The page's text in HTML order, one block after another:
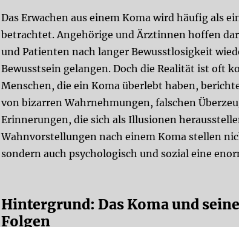
Das Erwachen aus einem Koma wird häufig als
betrachtet. Angehörige und Ärztinnen hoffen
und Patienten nach langer Bewusstlosigkeit
Bewusstsein gelangen. Doch die Realität ist oft
Menschen, die ein Koma überlebt haben,
von bizarren Wahrnehmungen, falschen
Erinnerungen, die sich als Illusionen
Wahnvorstellungen nach einem Komastellen
sondern auch psychologisch und sozial eine
Hintergrund: Das Koma und
Folgen